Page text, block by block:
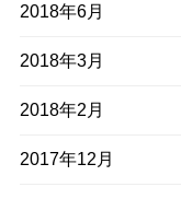
2018年6月
2018年3月
2018年2月
2017年12月